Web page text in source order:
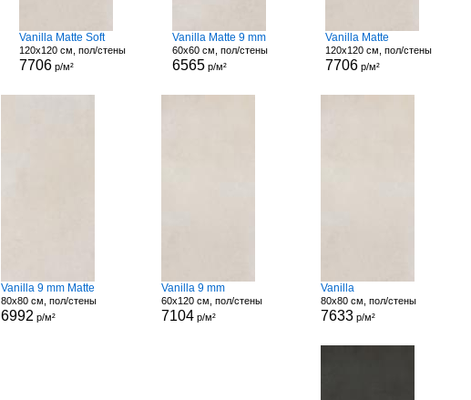
Vanilla Matte Soft
120x120 см, пол/стены
7706 р/м²
Vanilla Matte 9 mm
60x60 см, пол/стены
6565 р/м²
Vanilla Matte
120x120 см, пол/стены
7706р/м²
Vanilla 9 mm Matte
80x80 см, пол/стены
6992 р/м²
Vanilla 9 mm
60x120 см, пол/стены
7104р/м²
Vanilla
80x80 см, пол/стены
7633 р/м²